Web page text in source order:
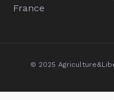
France
© 2025